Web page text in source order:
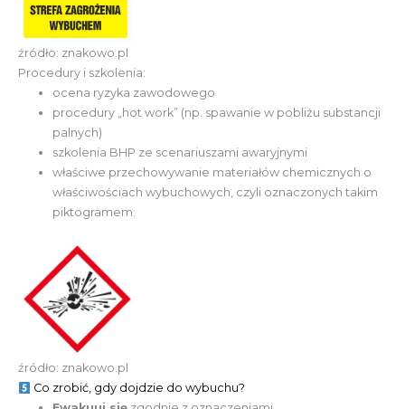
źródło: znakowo.pl
Procedury i szkolenia:
ocena ryzyka zawodowego
procedury „hot work” (np. spawanie w pobliżu substancji
palnych)
szkolenia BHP ze scenariuszami awaryjnymi
właściwe przechowywanie materiałów chemicznych o
właściwościach wybuchowych, czyli oznaczonych takim
piktogramem:
źródło: znakowo.pl
Co zrobić, gdy dojdzie do wybuchu?